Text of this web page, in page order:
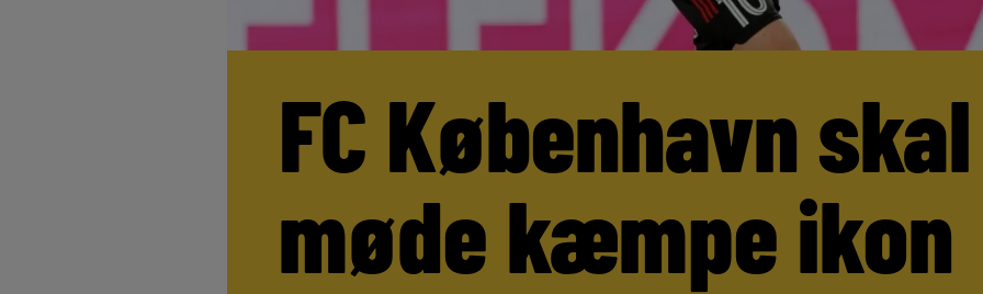
FC København skal
møde kæmpe ikon